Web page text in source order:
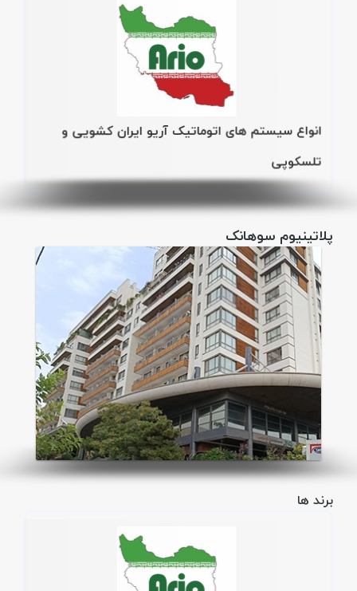
انواع سیستم های اتوماتیک آریو ایران کشویی و
تلسکوپی
پلاتینیوم سوهانک
برند ها